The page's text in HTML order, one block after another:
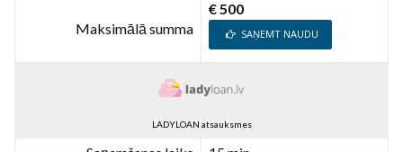
Maksimālā summa
€ 500
SAŅEMT NAUDU
LADYLOAN atsauksmes